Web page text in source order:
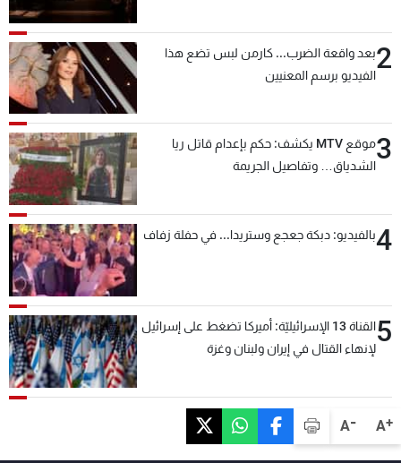
A+
A-
2بعد واقعة الضرب... كارمن لبس تضع هذا
الفيديو برسم المعنيين
3
موقع MTV يكشف: حكم بإعدام قاتل ريا
الشدياق… وتفاصيل الجريمة
4بالفيديو: دبكة جعجع وستريدا... في حفلة زفاف
5
القناة 13 الإسرائيليّة: أميركا تضغط على إسرائيل
لإنهاء القتال في إيران ولبنان وغزة